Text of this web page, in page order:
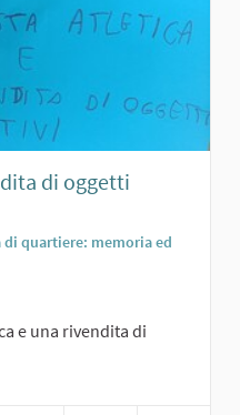
di oggetti
di quartiere: memoria ed
e una rivendita di